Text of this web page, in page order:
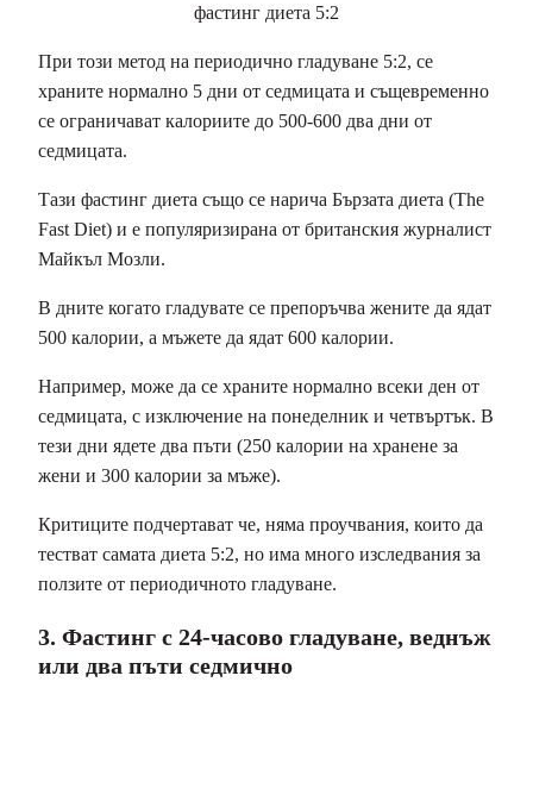
фастинг диета 5:2
При този метод на периодично гладуване 5:2, се
храните нормално 5 дни от седмицата и същевременно
се ограничават калориите до 500-600 два дни от
седмицата.
Тази фастинг диета също се нарича Бързата диета (The
Fast Diet) и е популяризирана от британския журналист
Майкъл Мозли.
В дните когато гладувате се препоръчва жените да ядат
500 калории, а мъжете да ядат 600 калории.
Например, може да се храните нормално всеки ден от
седмицата, с изключение на понеделник и четвъртък. В
тези дни ядете два пъти (250 калории на хранене за
жени и 300 калории за мъже).
Критиците подчертават че, няма проучвания, които да
тестват самата диета 5:2, но има много изследвания за
ползите от периодичното гладуване.
3. Фастинг с 24-часово гладуване, веднъж
или два пъти седмично